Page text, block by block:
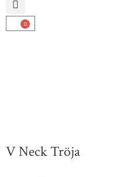
0
Varukorg
V Neck Tröja